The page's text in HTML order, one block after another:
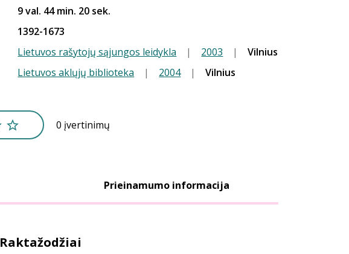
9 val. 44 min. 20 sek.
1392-1673
Lietuvos rašytojų sąjungos leidykla | 2003 |
Vilnius
Lietuvos aklųjų biblioteka | 2004 | Vilnius
0 įvertinimų
Prieinamumo informacija
Raktažodžiai